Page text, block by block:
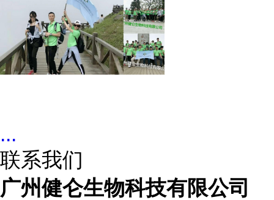
...
联系我们
广州健仑生物科技有限公司